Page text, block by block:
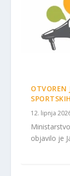
OTVOREN
12. lipnja
objavilo je